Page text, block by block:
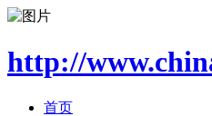
http://
首页